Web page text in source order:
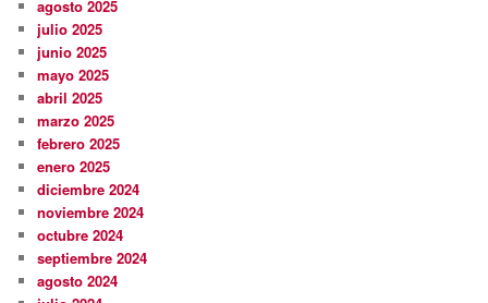
agosto 2025
julio 2025
junio 2025
mayo 2025
abril 2025
marzo 2025
febrero 2025
enero 2025
diciembre 2024
noviembre 2024
octubre 2024
septiembre 2024
agosto 2024